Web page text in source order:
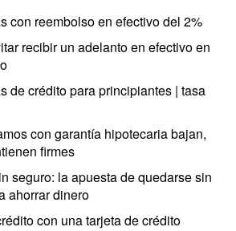
con reembolso en efectivo del 2%
recibir un adelanto en efectivo en
de crédito para principiantes | tasa
con garantía hipotecaria bajan,
firmes
seguro: la apuesta de quedarse sin
ahorrar dinero
con una tarjeta de crédito